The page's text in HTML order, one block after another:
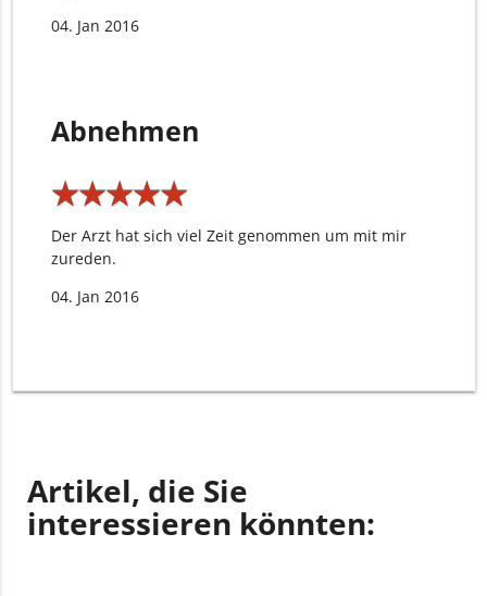
04. Jan 2016
Abnehmen
★★★★★
★★★★★
Der Arzt hat sich viel Zeit genommen um mit mir
zureden.
04. Jan 2016
Artikel, die Sie
interessieren könnten: